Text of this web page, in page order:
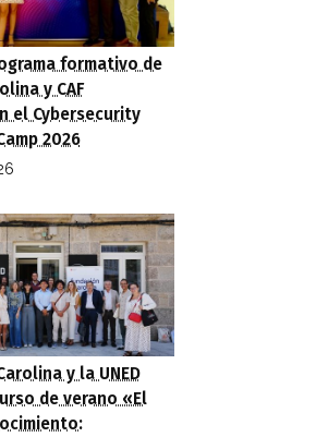
formativo de
y CAF
el Cybersecurity
2026
y la UNED
de verano «El